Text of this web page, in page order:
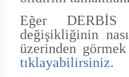
Eğer DERBİS
değişikliğinin
üzerinden
tıklayabilirsiniz.